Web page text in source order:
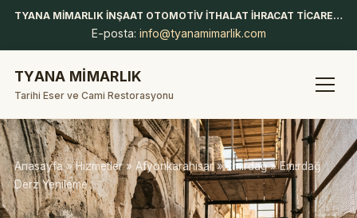
TYANA MİMARLIK İNŞAAT OTOMOTİV İTHALAT İHRACAT TİCARET LİMİTED ŞİRKETİ
E-posta: info@tyanamimarlik.com
TYANA MİMARLIK
Tarihi Eser ve Cami Restorasyonu
Anasayfa»Hizmetler» Afyonkarahisar»Emirdağ» Emirdağ
Derz Yenileme